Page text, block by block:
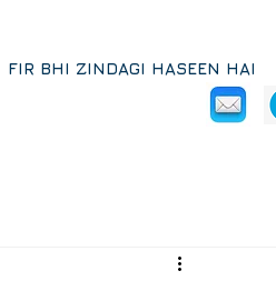
FIR BHI ZINDAGI HASEEN HAI